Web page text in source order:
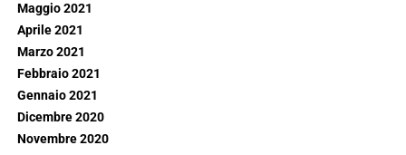
Maggio 2021
Aprile 2021
Marzo 2021
Febbraio 2021
Gennaio 2021
Dicembre 2020
Novembre 2020